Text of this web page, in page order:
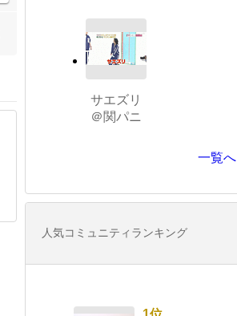
サエズリ
＠関パニ
一覧へ
人気コミュニティランキング